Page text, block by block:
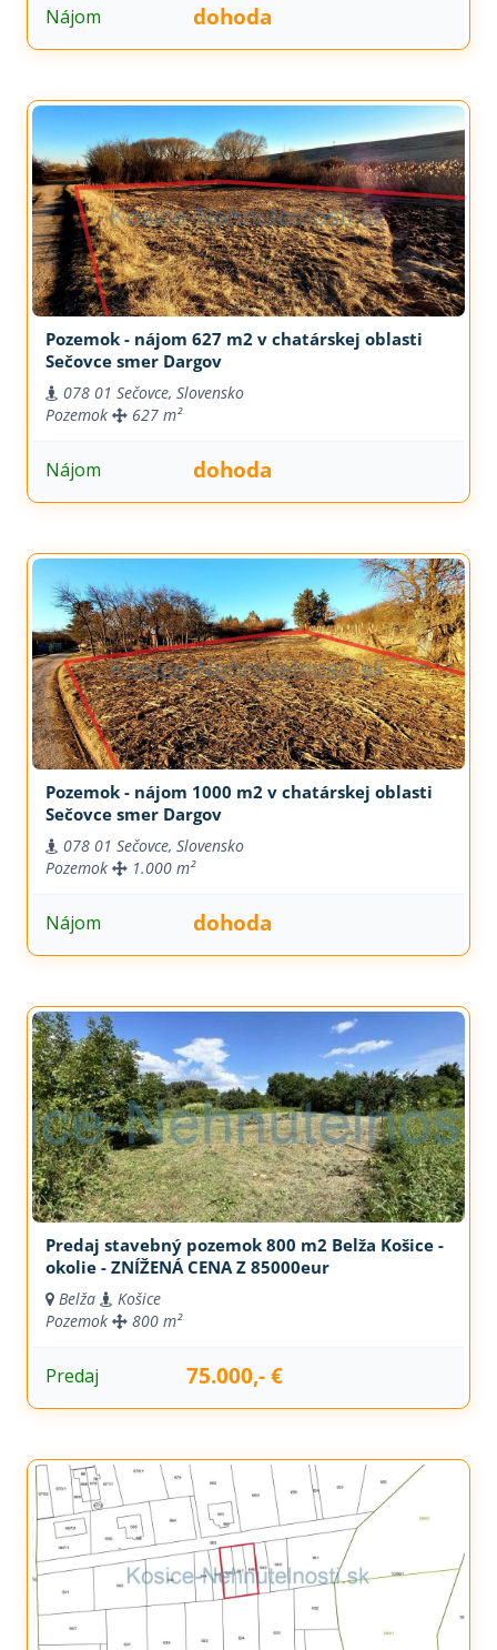
Nájom dohoda
Pozemok - nájom 627 m2 v chatárskej oblasti
Sečovce smer Dargov
078 01 Sečovce, Slovensko
Pozemok
627 m²
Nájom dohoda
Pozemok - nájom 1000 m2 v chatárskej oblasti
Sečovce smer Dargov
078 01 Sečovce, Slovensko
Pozemok
1.000 m²
Nájom dohoda
Predaj stavebný pozemok 800 m2 Belža Košice -
okolie - ZNÍŽENÁ CENA Z 85000eur
Belža
Košice
Pozemok
800 m²
Predaj 75.000,- €